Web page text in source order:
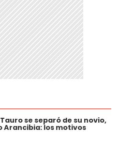
se separó de su novio,
Arancibia: los motivos